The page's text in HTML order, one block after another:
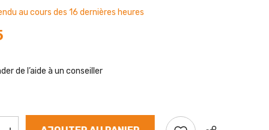
au cours des16 dernières heures
de l’aide à un conseiller